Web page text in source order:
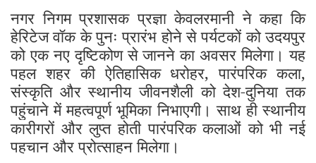
नगर निगम प्रशासक प्रज्ञा केवलरमानी ने कहा कि
हेरिटेज वॉक के पुनः प्रारंभ होने से पर्यटकों को उदयपुर
को एक नए दृष्टिकोण से जानने का अवसर मिलेगा। यह
पहल शहर की ऐतिहासिक धरोहर, पारंपरिक कला,
संस्कृति और स्थानीय जीवनशैली को देश-दुनिया तक
पहुंचाने में महत्वपूर्ण भूमिका निभाएगी। साथ ही स्थानीय
कारीगरों और लुप्त होती पारंपरिक कलाओं को भी नई
पहचान और प्रोत्साहन मिलेगा।